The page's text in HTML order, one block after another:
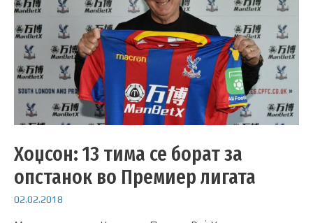
Хоџсон: 13 тима се борат за
опстанок во Премиер лигата
02.02.2018